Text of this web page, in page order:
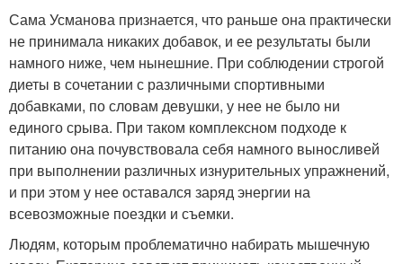
Сама Усманова признается, что раньше она практически
не принимала никаких добавок, и ее результаты были
намного ниже, чем нынешние. При соблюдении строгой
диеты в сочетании с различными спортивными
добавками, по словам девушки, у нее не было ни
единого срыва. При таком комплексном подходе к
питанию она почувствовала себя намного выносливей
при выполнении различных изнурительных упражнений,
и при этом у нее оставался заряд энергии на
всевозможные поездки и съемки.
Людям, которым проблематично набирать мышечную